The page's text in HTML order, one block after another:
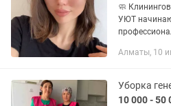
🧼
УЮТ
квартире,
Алматы, 10
10 000 - 50